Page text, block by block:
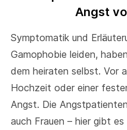
Angst
Symptomatik und
Gamophobie leiden,
dem heiraten selbst. Vor
Hochzeit oder einer
Angst. Die
auch Frauen – hier gibt